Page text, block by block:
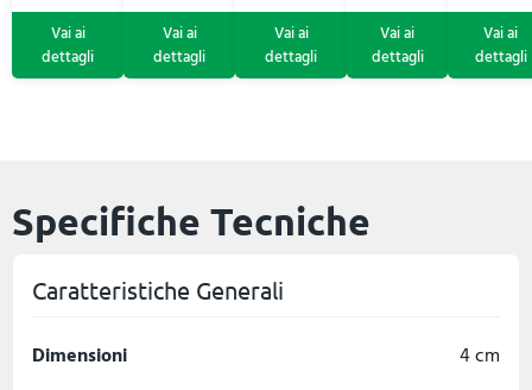
Specifiche Tecniche
Caratteristiche Generali
Dimensioni 4 cm